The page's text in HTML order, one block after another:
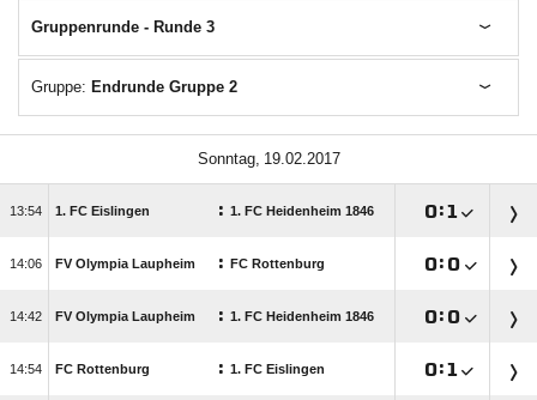
Gruppenrunde - Runde 3
Gruppe: Endrunde Gruppe 2
 
 1. FC Eislingen : 1. FC Heidenheim 1846 :
 FV Olympia Laupheim : FC Rottenburg : 
 FV Olympia Laupheim : 1. FC Heidenheim 1846 : 
 FC Rottenburg : 1. FC Eislingen :